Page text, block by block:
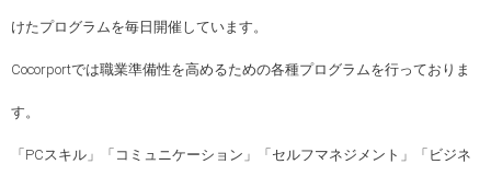
けたプログラムを毎日開催しています。
Cocorportでは職業準備性を高めるための各種プログラムを行っておりま
す。
「PCスキル」「コミュニケーション」「セルフマネジメント」「ビジネ